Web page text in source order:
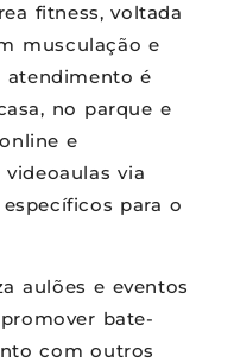
fitness, voltada
musculação e
atendimento é
no parque e
e
via
para o
aulões e eventos
bate-
com outros